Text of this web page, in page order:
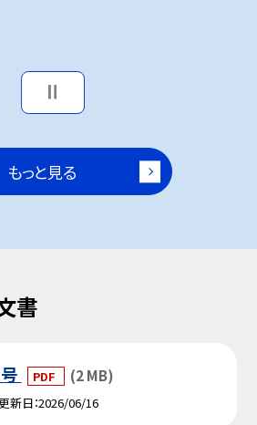
もっと見る
書
PDF (2 MB)
新日 2026/06/16